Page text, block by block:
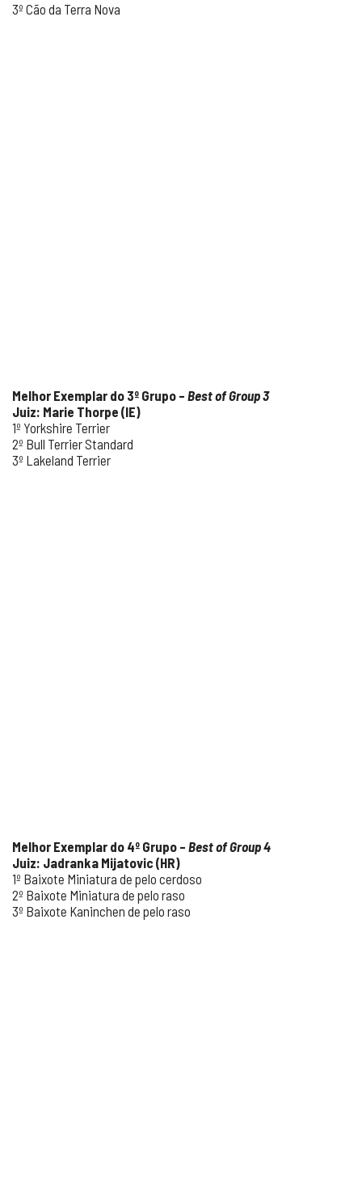
3º Cão da Terra Nova
Melhor Exemplar do 3º Grupo – Best of Group 3
Juiz: Marie Thorpe (IE)
1º Yorkshire Terrier
2º Bull Terrier Standard
3º Lakeland Terrier
Melhor Exemplar do 4º Grupo – Best of Group 4
Juiz: Jadranka Mijatovic (HR)
1º Baixote Miniatura de pelo cerdoso
2º Baixote Miniatura de pelo raso
3º Baixote Kaninchen de pelo raso